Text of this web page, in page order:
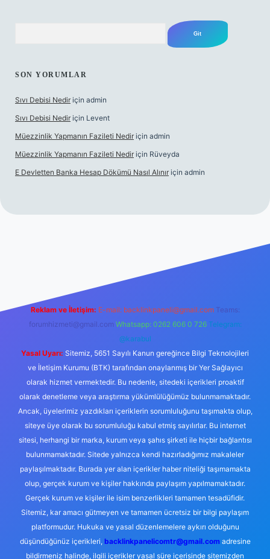
SON YORUMLAR
Sıvı Debisi Nedir için admin
Sıvı Debisi Nedir için Levent
Müezzinlik Yapmanın Fazileti Nedir için admin
Müezzinlik Yapmanın Fazileti Nedir için Rüveyda
E Devletten Banka Hesap Dökümü Nasıl Alınır için admin
Reklam ve İletişim: E-mail: backlinkpaneli@gmail.com Teams:
forumhizmeti@gmail.com Whatsapp: 0262 606 0 726 Telegram:
@karabul
Yasal Uyarı: Sitemiz, 5651 Sayılı Kanun gereğince Bilgi Teknolojileri
ve İletişim Kurumu (BTK) tarafından onaylanmış bir Yer Sağlayıcı
olarak hizmet vermektedir. Bu nedenle, sitedeki içerikleri proaktif
olarak denetleme veya araştırma yükümlülüğümüz bulunmamaktadır.
Ancak, üyelerimiz yazdıkları içeriklerin sorumluluğunu taşımakta olup,
siteye üye olarak bu sorumluluğu kabul etmiş sayılırlar. Bu internet
sitesi, herhangi bir marka, kurum veya şahıs şirketi ile hiçbir bağlantısı
bulunmamaktadır. Sitede yalnızca kendi hazırladığımız makaleler
paylaşılmaktadır. Burada yer alan içerikler haber niteliği taşımamakta
olup, gerçek kurum ve kişiler hakkında paylaşım yapılmamaktadır.
Gerçek kurum ve kişiler ile isim benzerlikleri tamamen tesadüfidir.
Sitemiz, kar amacı gütmeyen ve tamamen ücretsiz bir bilgi paylaşım
platformudur. Hukuka ve yasal düzenlemelere aykırı olduğunu
düşündüğünüz içerikleri, backlinkpanelicomtr@gmail.comadresine
bildirmeniz halinde, ilgili içerikler yasal süre içerisinde sitemizden